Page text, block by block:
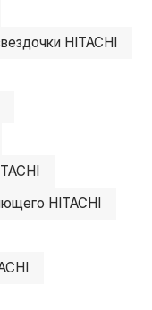
HITACHI
HITACHI